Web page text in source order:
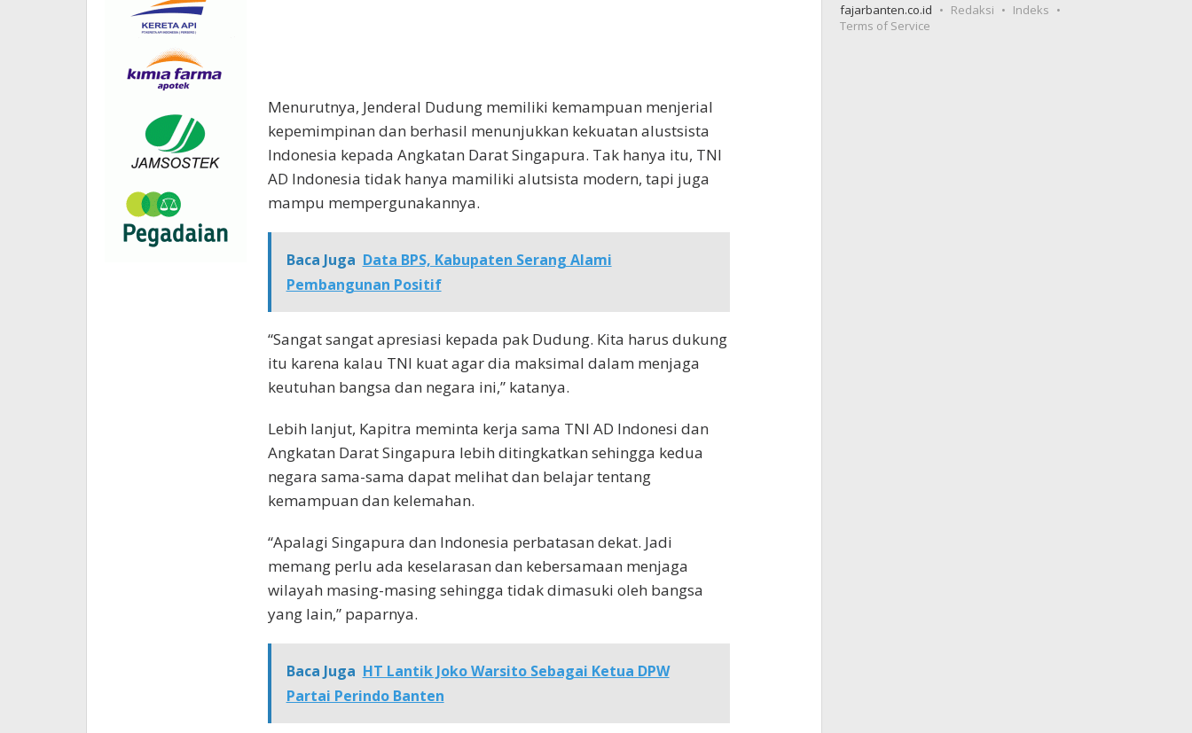
Menurutnya, Jenderal Dudung memiliki kemampuan menjerial
kepemimpinan dan berhasil menunjukkan kekuatan alustsista
Indonesia kepada Angkatan Darat Singapura. Tak hanya itu, TNI
AD Indonesia tidak hanya mamiliki alutsista modern, tapi juga
mampu mempergunakannya.
Baca Juga Data BPS, Kabupaten Serang Alami
Pembangunan Positif
“Sangat sangat apresiasi kepada pak Dudung. Kita harus dukung
itu karena kalau TNI kuat agar dia maksimal dalam menjaga
keutuhan bangsa dan negara ini,” katanya.
Lebih lanjut, Kapitra meminta kerja sama TNI AD Indonesi dan
Angkatan Darat Singapura lebih ditingkatkan sehingga kedua
negara sama-sama dapat melihat dan belajar tentang
kemampuan dan kelemahan.
“Apalagi Singapura dan Indonesia perbatasan dekat. Jadi
memang perlu ada keselarasan dan kebersamaan menjaga
wilayah masing-masing sehingga tidak dimasuki oleh bangsa
yang lain,” paparnya.
Baca Juga HT Lantik Joko Warsito Sebagai Ketua DPW
Partai Perindo Banten
fajarbanten.co.id Redaksi
Indeks
Terms of Service